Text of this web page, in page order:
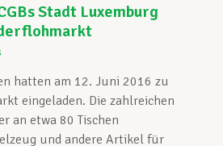
Stadt Luxemburg
hatten am 12. Juni 2016 zu
eingeladen. Die zahlreichen
an etwa 80 Tischen
und andere Artikel für